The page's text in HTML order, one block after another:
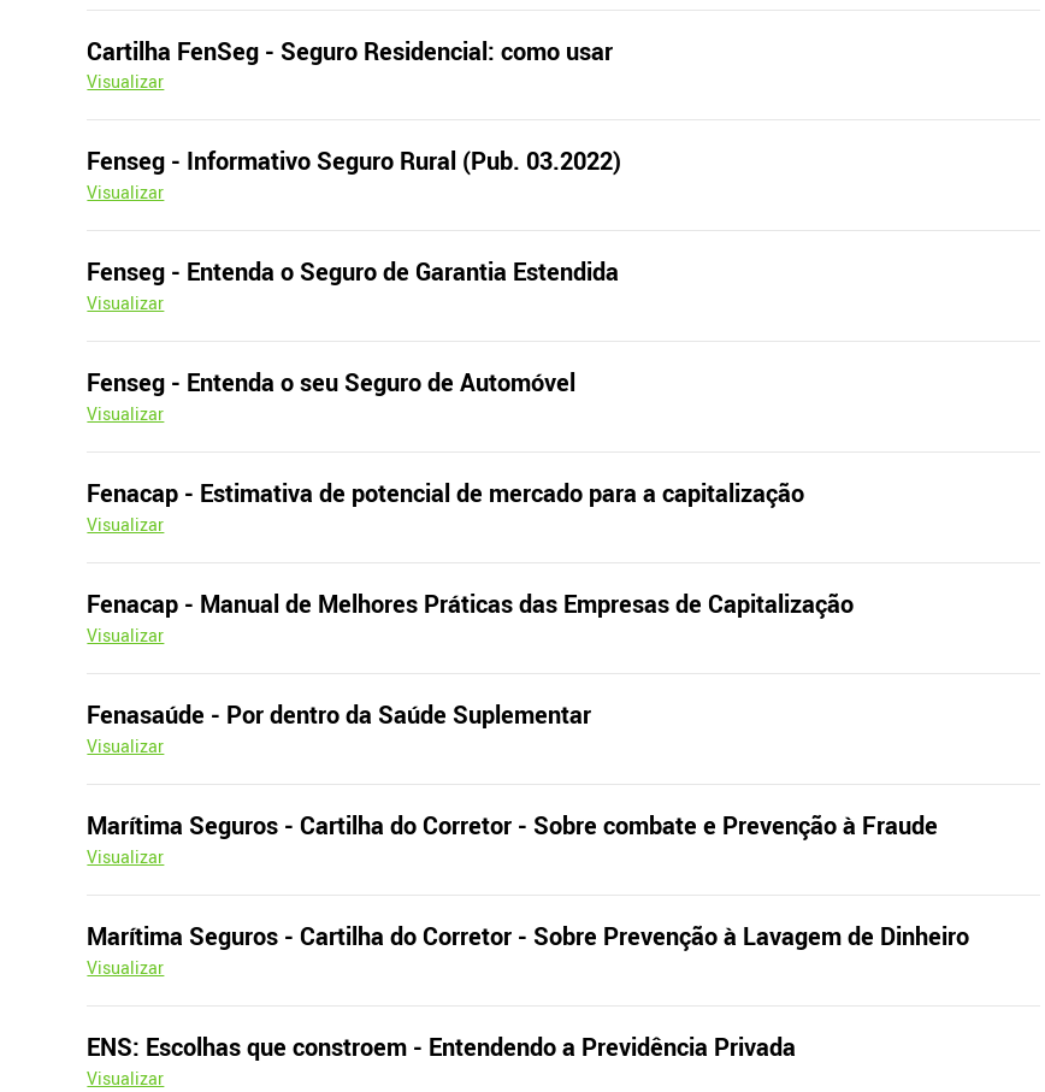
Cartilha FenSeg - Seguro Residencial: como usar
Visualizar
Fenseg - Informativo Seguro Rural (Pub. 03.2022)
Visualizar
Fenseg - Entenda o Seguro de Garantia Estendida
Visualizar
Fenseg - Entenda o seu Seguro de Automóvel
Visualizar
Fenacap - Estimativa de potencial de mercado para a capitalização
Visualizar
Fenacap - Manual de Melhores Práticas das Empresas de Capitalização
Visualizar
Fenasaúde - Por dentro da Saúde Suplementar
Visualizar
Marítima Seguros - Cartilha do Corretor - Sobre combate e Prevenção à Fraude
Visualizar
Marítima Seguros - Cartilha do Corretor - Sobre Prevenção à Lavagem de Dinheiro
Visualizar
ENS: Escolhas que constroem - Entendendo a Previdência Privada
Visualizar